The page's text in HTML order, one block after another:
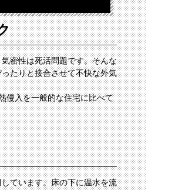
密性は死活問題です。そんな
たりと接合させて不快な外気
侵入を一般的な住宅に比べて
ています。床の下に温水を流